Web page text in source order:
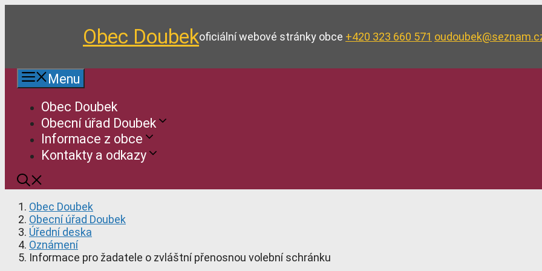
Obec Doubekoficiální webové stránky obce +420 323 660 571
Menu
Obec Doubek
Obecní úřad Doubek
Informace z obce
Kontakty a odkazy
Obec Doubek
Obecní úřad Doubek
Úřední deska
Oznámení
Informace pro žadatele o zvláštní přenosnou volební schránku